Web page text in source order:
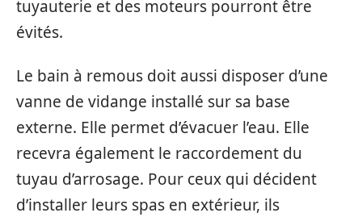
tuyauterie et des moteurs pourront être
évités.
Le bain à remous doit aussi disposer d’une
vanne de vidange installé sur sa base
externe. Elle permet d’évacuer l’eau. Elle
recevra également le raccordement du
tuyau d’arrosage. Pour ceux qui décident
d’installer leurs spas en extérieur, ils